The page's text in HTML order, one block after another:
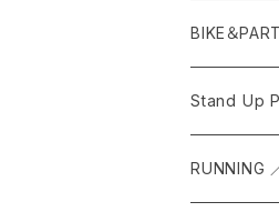
BIKE＆
Stand Up
RUNNING